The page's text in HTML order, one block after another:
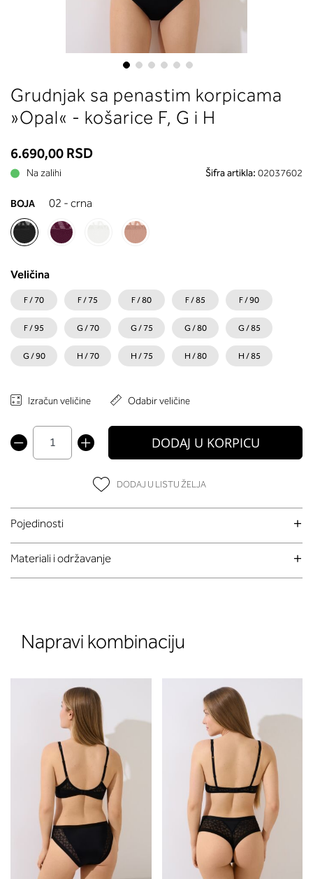
to
the
beginning
the
images
Grudnjak sa penastim korpicama
»Opal« - košarice F, G i H
6.690,00 RSD
Na zalihi Šifra artikla: 02037602
BOJA 02 - crna
Veličina
F / 70 F / 75 F / 80 F / 85 F / 90
F / 95 G / 70 G / 75 G / 80 G / 85
G / 90 H / 70 H / 75 H / 80 H / 85
Izračun veličine Odabir veličine
DODAJ U KORPICU
DODAJ U LISTU ŽELJA
Pojedinosti
Materiali i održavanje
Napravi kombinaciju
koja dubina korpe odgovara vašoj
(A, B...) - potražite u koloni koju ste
naveli sa obimom grudi.